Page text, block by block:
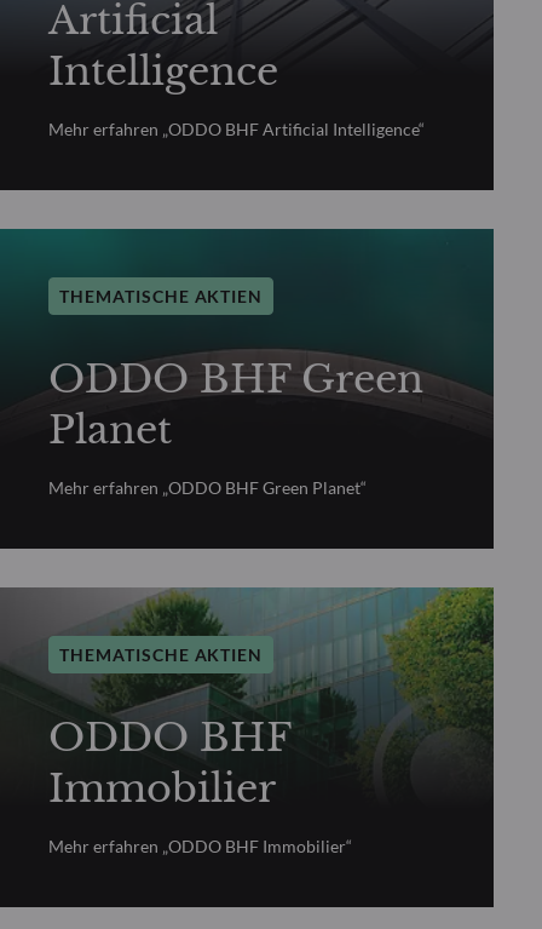
Artificial
Intelligence
Mehr erfahren „ODDO BHF Artificial Intelligence“
THEMATISCHE AKTIEN
ODDO BHF Green
Planet
Mehr erfahren „ODDO BHF Green Planet“
THEMATISCHE AKTIEN
ODDO BHF
Immobilier
Mehr erfahren „ODDO BHF Immobilier“